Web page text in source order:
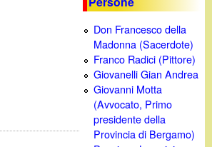
Don Francesco della
Madonna (Sacerdote)
Franco Radici (Pittore)
Giovanelli Gian Andrea
Giovanni Motta
(Avvocato, Primo
presidente della
Provincia di Bergamo)